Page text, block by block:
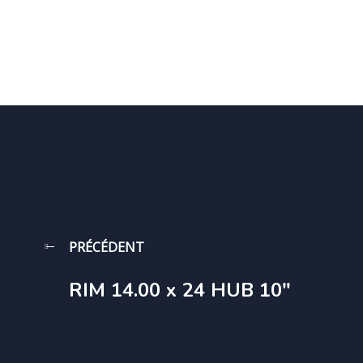
PRÉCÉDENT
RIM 14.00 x 24 HUB 10″